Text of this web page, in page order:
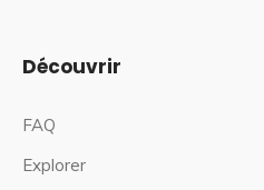
Découvrir
FAQ
Explorer